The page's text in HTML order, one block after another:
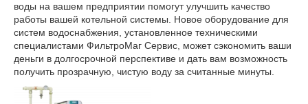
воды на вашем предприятии помогут улучшить качество
работы вашей котельной системы. Новое оборудование для
систем водоснабжения, установленное техническими
специалистами ФильтроМаг Сервис, может сэкономить ваши
деньги в долгосрочной перспективе и дать вам возможность
получить прозрачную, чистую воду за считанные минуты.